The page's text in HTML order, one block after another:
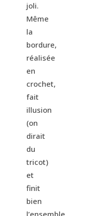
joli.
Même
la
bordure,
réalisée
en
crochet,
fait
illusion
(on
dirait
du
tricot)
et
finit
bien